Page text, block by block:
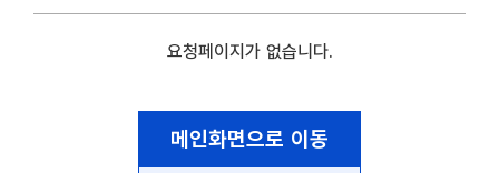
요청페이지가 없습니다.
메인화면으로 이동